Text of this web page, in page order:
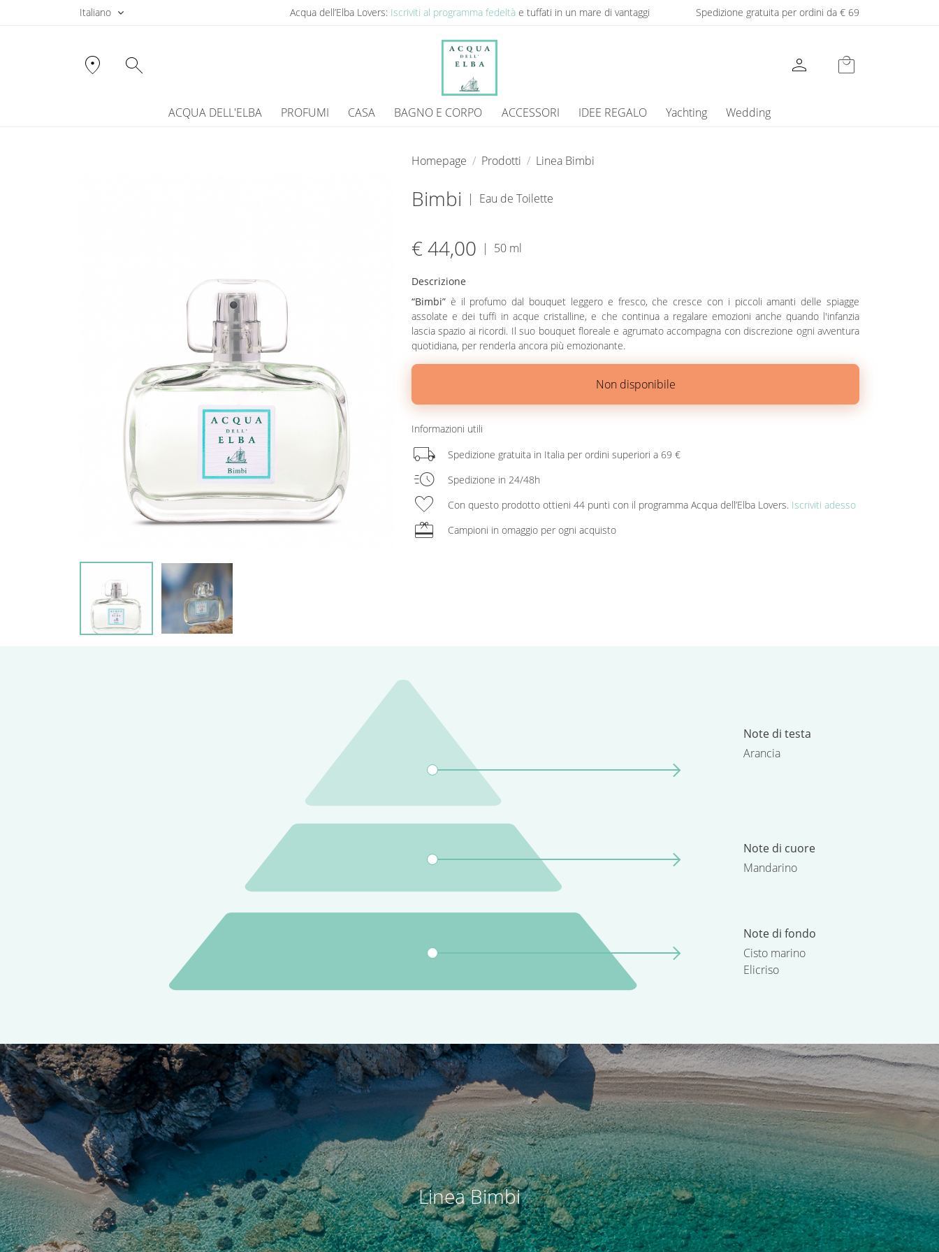
Italiano Acqua dell’Elba Lovers: Iscriviti al programma fedeltàe tuffati in un mare di vantaggi Spedizione gratuita per ordini da € 69
location_on search person local_mall
ACQUA DELL'ELBA PROFUMI CASA BAGNO E CORPO ACCESSORI IDEE REGALO Yachting Wedding
Homepage Prodotti Linea Bimbi
Bimbi | Eau de Toilette
€ 44,00 | 50 ml
Descrizione
“Bimbi” è il profumo dal bouquet leggero e fresco, che cresce con i piccoli amanti delle spiagge
assolate e dei tuffi in acque cristalline, e che continua a regalare emozioni anche quando l'infanzia
lascia spazio ai ricordi. Il suo bouquet floreale e agrumato accompagna con discrezione ogni avventura
quotidiana, per renderla ancora più emozionante.
Non disponibile
Informazioni utili
local_shipping Spedizione gratuita in Italia per ordini superiori a 69 €
acute Spedizione in 24/48h
favorite Con questo prodotto ottieni 44 punti con il programma Acqua dell’Elba Lovers. Iscriviti adesso
redeem Campioni in omaggio per ogni acquisto
Note di testa
Arancia
Note di cuore
Mandarino
Note di fondo
Cisto marino
Elicriso
Linea Bimbi